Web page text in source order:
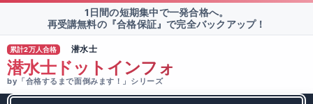
1日間の短期集中で一発合格へ。
再受講無料の『合格保証』で完全バックアップ！
累計2万人合格 潜水士
潜水士ドットインフォ
by「合格するまで面倒みます！」シリーズ